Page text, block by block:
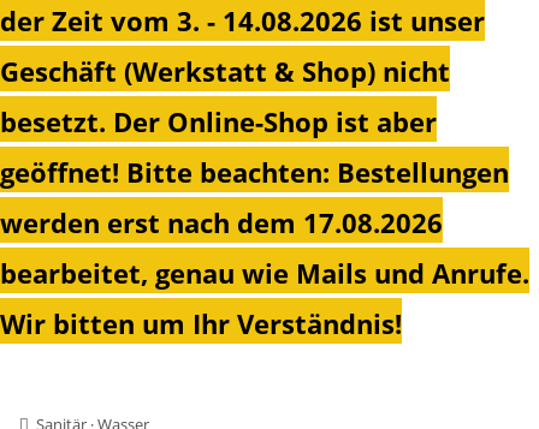
der Zeit vom 3. - 14.08.2026 ist unser
Geschäft (Werkstatt & Shop) nicht
besetzt. Der Online-Shop ist aber
geöffnet! Bitte beachten: Bestellungen
werden erst nach dem 17.08.2026
bearbeitet, genau wie Mails und Anrufe.
Wir bitten um Ihr Verständnis!
Sanitär · Wasser